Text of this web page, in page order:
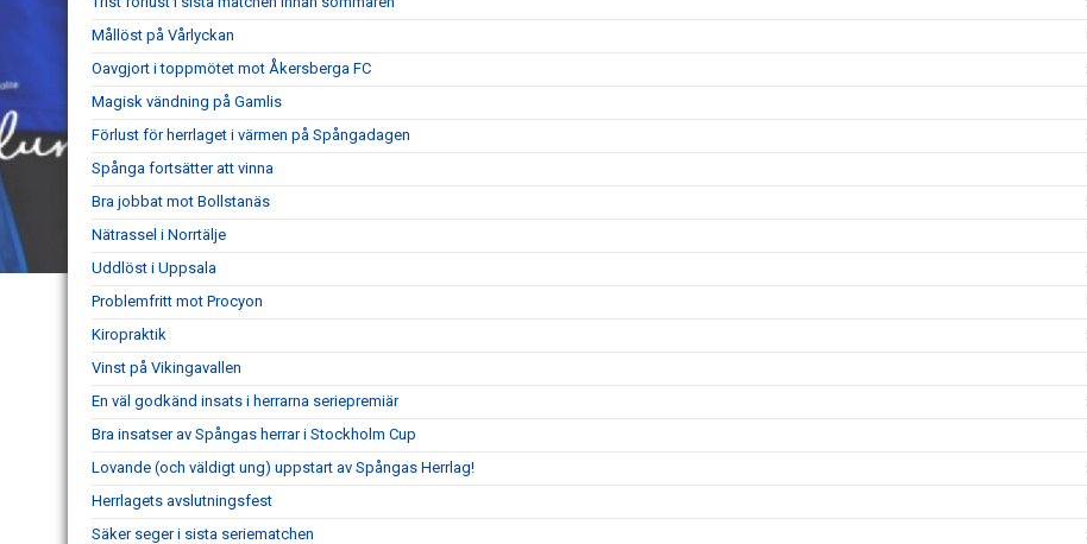
Mållöst på Vårlyckan
Oavgjort i toppmötet mot Åkersberga FC
Magisk vändning på Gamlis
Förlust för herrlaget i värmen på Spångadagen
Spånga fortsätter att vinna
Bra jobbat mot Bollstanäs
Nätrassel i Norrtälje
Uddlöst i Uppsala
Problemfritt mot Procyon
Kiropraktik
Vinst på Vikingavallen
En väl godkänd insats i herrarna seriepremiär
Bra insatser av Spångas herrar i Stockholm Cup
Lovande (och väldigt ung) uppstart av Spångas Herrlag!
Herrlagets avslutningsfest
Säker seger i sista seriematchen